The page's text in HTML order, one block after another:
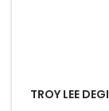
TROY LEE